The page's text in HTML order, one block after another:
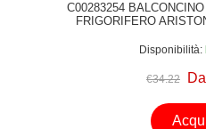
C00283254
FRIGORIFERO
Disponibilità:
€34.22